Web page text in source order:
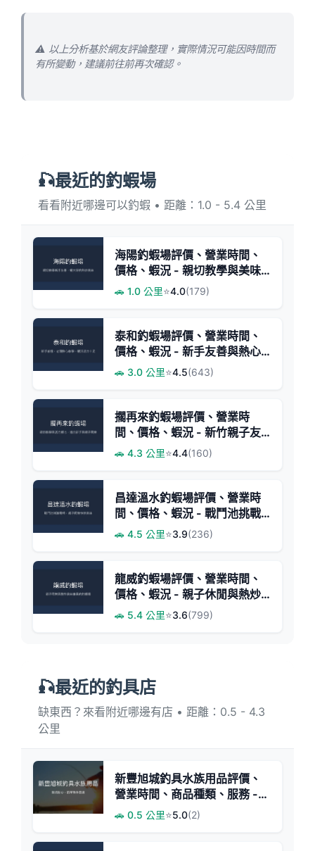
⚠️ 以上分析基於網友評論整理，實際情況可能因時間而
有所變動，建議前往前再次確認。
🎣最近的釣蝦場
看看附近哪邊可以釣蝦 • 距離：1.0 - 5.4 公里
海陽釣蝦場評價、營業時間、
價格、蝦況 - 親切教學與美味
熱炒
🚗 1.0 公里⭐4.0(179)
泰和釣蝦場評價、營業時間、
價格、蝦況 - 新手友善與熱心
教學
🚗 3.0 公里⭐4.5(643)
擱再來釣蝦場評價、營業時
間、價格、蝦況 - 新竹親子友
善釣蝦體驗
🚗 4.3 公里⭐4.4(160)
昌達溫水釣蝦場評價、營業時
間、價格、蝦況 - 戰鬥池挑戰
與親子快炒體驗
🚗 4.5 公里⭐3.9(236)
龍威釣蝦場評價、營業時間、
價格、蝦況 - 親子休閒與熱炒
美食結合
🚗 5.4 公里⭐3.6(799)
🎣最近的釣具店
缺東西？來看附近哪邊有店 • 距離：0.5 - 4.3
公里
新豐旭城釣具水族用品評價、
營業時間、商品種類、服務 -
新手友善釣具店
🚗 0.5 公里⭐5.0(2)